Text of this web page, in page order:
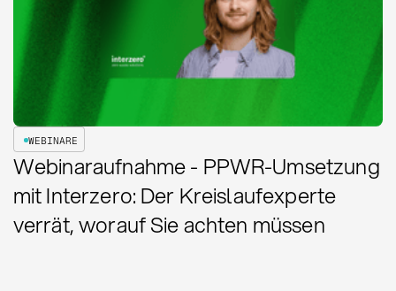
WEBINARE
Webinaraufnahme - PPWR-Umsetzung
mit Interzero: Der Kreislaufexperte
verrät, worauf Sie achten müssen